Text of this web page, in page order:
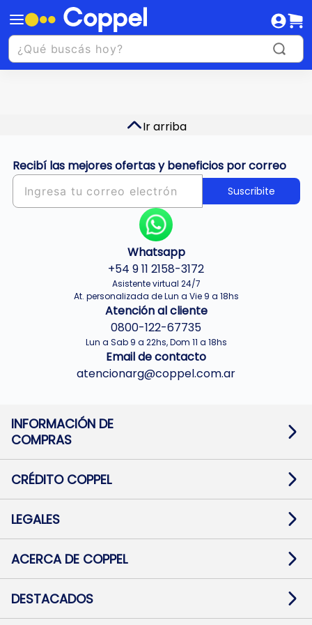
Ir arriba
Recibí las mejores ofertas y beneficios por correo
Suscribite
Whatsapp
+54 9 11 2158-3172
Asistente virtual 24/7
At. personalizada de Lun a Vie 9 a 18hs
Atención al cliente
0800-122-67735
Lun a Sab 9 a 22hs, Dom 11 a 18hs
Email de contacto
atencionarg@coppel.com.ar
INFORMACIÓN DE
COMPRAS
Términos y condiciones
Botón de arrepentimiento
Mapa de sitio
CRÉDITO COPPEL
Solicitar Crédito
Medios de Pago
Pago Fácil Online
LEGALES
Baja contratos
Defensa al consumidor CABA
ACERCA DE COPPEL
Trabajá con Nosotros
Preguntas Frecuentes
DESTACADOS